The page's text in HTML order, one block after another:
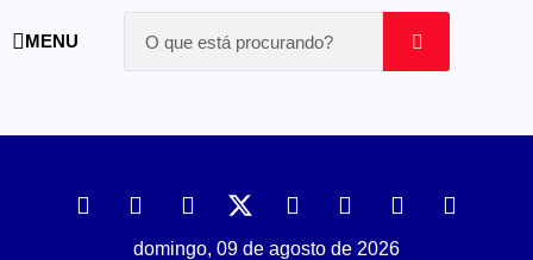
MENU
domingo, 09 de agosto de 2026